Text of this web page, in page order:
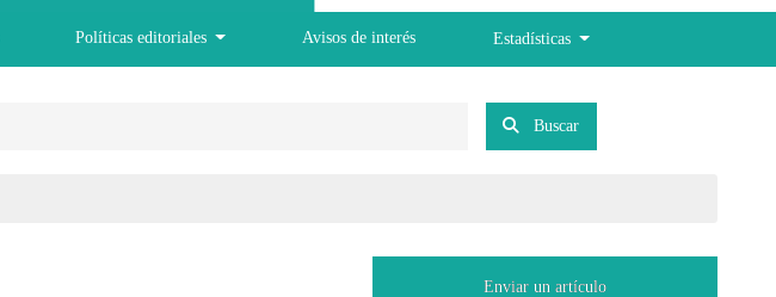
Políticas editoriales Avisos de interés Estadísticas
Buscar
Enviar un artículo